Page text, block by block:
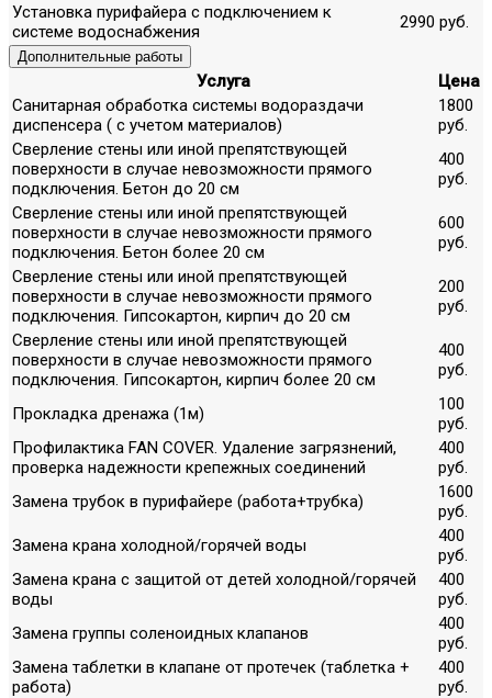
Установка пурифайера с подключением к
системе водоснабжения
2990 руб.
Дополнительные работы
Услуга
Цена
Санитарная обработка системы водораздачи
диспенсера ( с учетом материалов)
1800
руб.
Сверление стены или иной препятствующей
поверхности в случае невозможности прямого
подключения. Бетон до 20 см
400
руб.
Сверление стены или иной препятствующей
поверхности в случае невозможности прямого
подключения. Бетон более 20 см
600
руб.
Сверление стены или иной препятствующей
поверхности в случае невозможности прямого
подключения. Гипсокартон, кирпич до 20 см
200
руб.
Сверление стены или иной препятствующей
поверхности в случае невозможности прямого
подключения. Гипсокартон, кирпич более 20 см
400
руб.
Прокладка дренажа (1м)
100
руб.
Профилактика FAN COVER. Удаление загрязнений,
проверка надежности крепежных соединений
400
руб.
Замена трубок в пурифайере (работа+трубка)
1600
руб.
Замена крана холодной/горячей воды
400
руб.
Замена крана с защитой от детей холодной/горячей
воды
400
руб.
Замена группы соленоидных клапанов
400
руб.
Замена таблетки в клапане от протечек (таблетка +
работа)
400
руб.